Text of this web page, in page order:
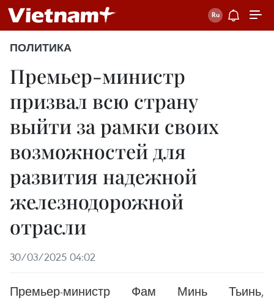
ПОЛИТИКА
Премьер-министр
призвал всю страну
выйти за рамки своих
возможностей для
развития надежной
железнодорожной
отрасли
30/03/2025 04:02
Премьер-министр Фам Минь Тьинь,